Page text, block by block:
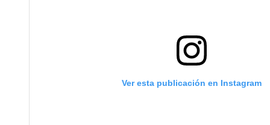
Ver esta publicación en Instagram